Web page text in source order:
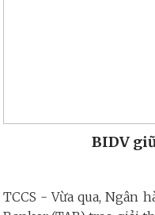
BIDV
TCCS - Vừa qua, Ngân